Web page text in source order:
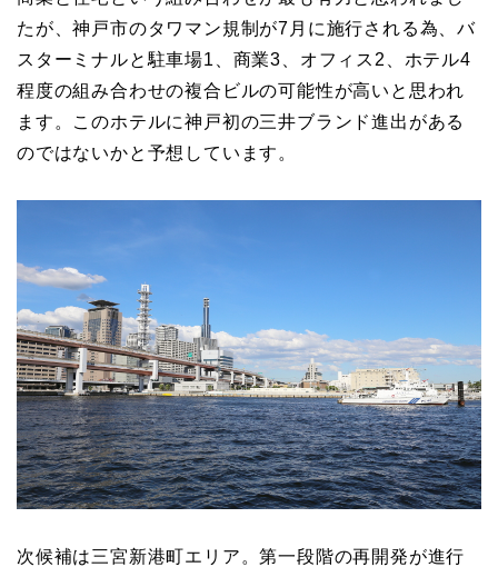
たが、神戸市のタワマン規制が7月に施行される為、バ
スターミナルと駐車場1、商業3、オフィス2、ホテル4
程度の組み合わせの複合ビルの可能性が高いと思われ
ます。このホテルに神戸初の三井ブランド進出がある
のではないかと予想しています。
次候補は三宮新港町エリア。第一段階の再開発が進行